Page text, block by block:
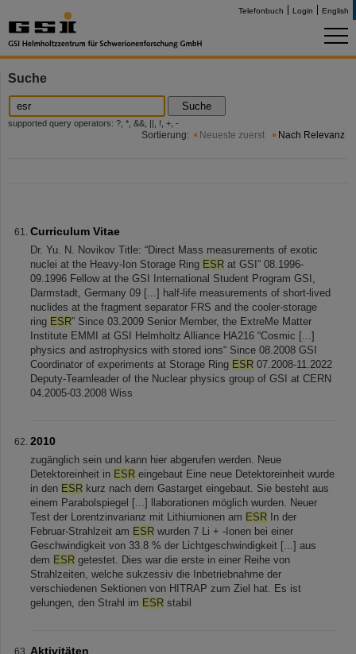
Telefonbuch Login English
Suche
Suche
supported query operators: ?, *, &&, ||, !, +, -
Sortierung: Neueste zuerst Nach Relevanz
Curriculum Vitae
Dr. Yu. N. Novikov Title: “Direct Mass measurements of exotic
nuclei at the Heavy-Ion Storage Ring ESR at GSI” 08.1996-
09.1996 Fellow at the GSI International Student Program GSI,
Darmstadt, Germany 09 [...] half-life measurements of short-lived
nuclides at the fragment separator FRS and the cooler-storage
ring ESR” Since 03.2009 Senior Member, the ExtreMe Matter
Institute EMMI at GSI Helmholtz Alliance HA216 “Cosmic [...]
physics and astrophysics with stored ions“ Since 08.2008 GSI
Coordinator of experiments at Storage Ring ESR 07.2008-11.2022
Deputy-Teamleader of the Nuclear physics group of GSI at CERN
04.2005-03.2008 Wiss
2010
zugänglich sein und kann hier abgerufen werden. Neue
Detektoreinheit in ESR eingebaut Eine neue Detektoreinheit wurde
in den ESR kurz nach dem Gastarget eingebaut. Sie besteht aus
einem Parabolspiegel [...] llaborationen möglich wurden. Neuer
Test der Lorentzinvarianz mit Lithiumionen am ESR In der
Februar-Strahlzeit am ESR wurden 7 Li + -Ionen bei einer
Geschwindigkeit von 33.8 % der Lichtgeschwindigkeit [...] aus
dem ESR getestet. Dies war die erste in einer Reihe von
Strahlzeiten, welche sukzessiv die Inbetriebnahme der
verschiedenen Sektionen von HITRAP zum Ziel hat. Es ist
gelungen, den Strahl im ESR stabil
Aktivitäten